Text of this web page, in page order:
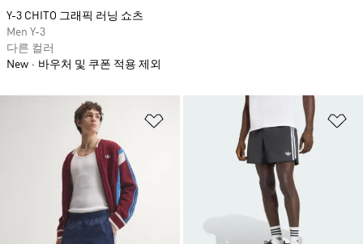
위시리스트 담기
Y-3 CHITO 그래픽 러닝 쇼츠
Men Y-3
다른 컬러
New
바우처 및 쿠폰 적용 제외